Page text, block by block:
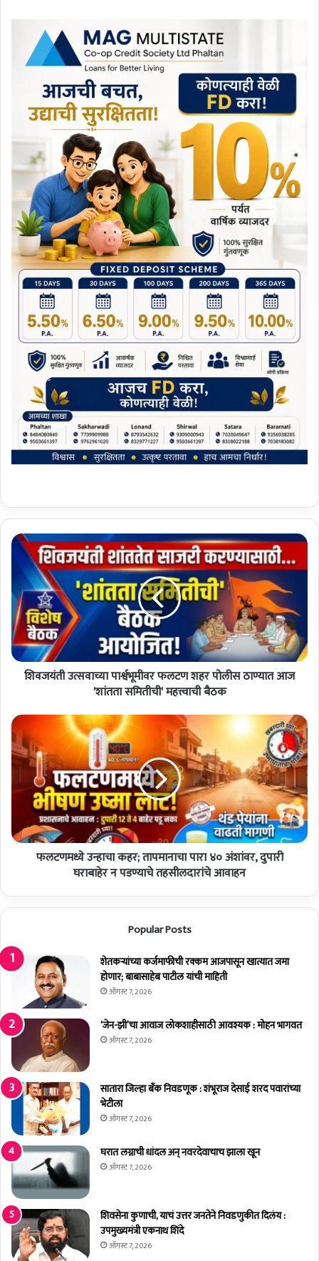
शि
व
ती
उ
त्स
वा
च्या
मी
व
र
फ
ट
ह
स
त
आ
ज
त
ता
मि
ती
ची
म
ह
त्त्वा
ची
बै
ठ
क
शिवजयंती उत्सवाच्या पार्श्वभूमीवर फलटण शहर पोलीस ठाण्यात आज
'शांतता समितीची' महत्त्वाची बैठक
फ
ल
ट
ण
म
ध्ये
चा
;
मा
ना
चा
४
०
शां
व
र
दु
पा
री
घ
रा
बा
हे
र
फलटणमध्ये उन्हाचा कहर; तापमानाचा पारा ४० अंशांवर, दुपारी
घराबाहेर न पडण्याचे तहसीलदारांचे आवाहन
Popular Posts
शेतकर्‍यांच्या कर्जमाफीची रक्कम आजपासून खात्यात जमा
होणार; बाबासाहेब पाटील यांची माहिती
ऑगस्ट 7, 2026
‘जेन-झी’चा आवाज लोकशाहीसाठी आवश्यक : मोहन भागवत
ऑगस्ट 7, 2026
सातारा जिल्हा बँक निवडणूक : शंभूराज देसाई शरद पवारांच्या
भेटीला
ऑगस्ट 7, 2026
घरात लग्नाची धांदल अन् नवरदेवाचाच झाला खून
ऑगस्ट 7, 2026
शिवसेना कुणाची, याचं उत्तर जनतेने निवडणुकीत दिलंय :
उपमुख्यमंत्री एकनाथ शिंदे
ऑगस्ट 7, 2026